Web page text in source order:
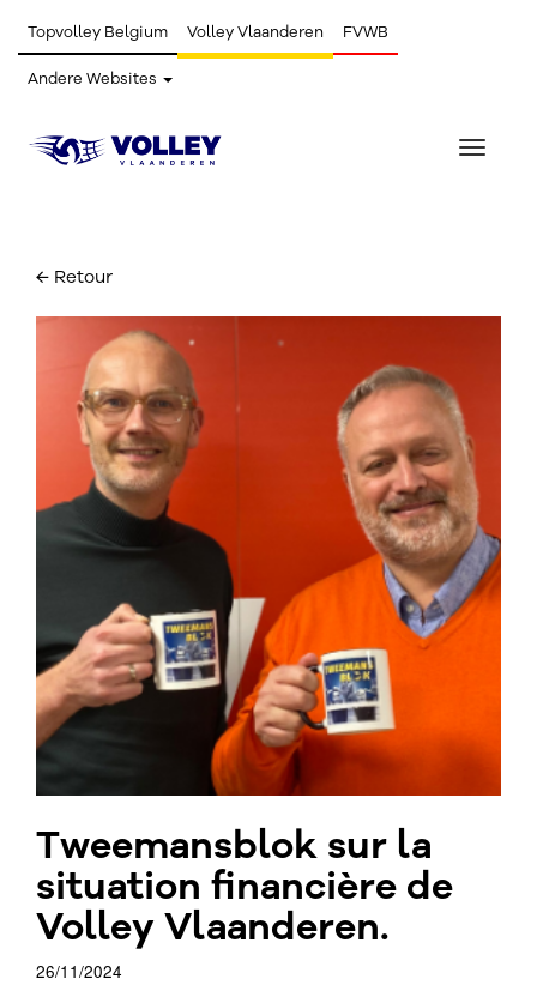
Topvolley Belgium Volley Vlaanderen FVWB
Andere Websites
Toggle
← Retour
Tweemansblok sur la
situation financière de
Volley Vlaanderen.
26/11/2024